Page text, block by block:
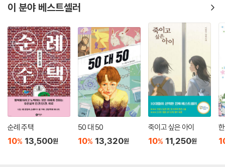
한다.
“우리 가족도 알고 보면 거의 사이보그다 뭐. 내 눈 완전 약시였어. 원래대
로 두었으면 지금 너희 얼굴 하나도 안 보였을 거야. 아빠는 허리 디스크로
척추뼈를 절반이나 교체했잖아. 지방에 계신 할머니는 이도 다 갈고. (…)
태어날 때 몸 그대로인 사람, 별로 없어.” (38면)
“인간의 감정을 읽고 반응하며 스스로 생각하고 대화를 나”눌(25면) 수
있는 로봇은 인류에게 없어서는 안 될 소중한 협력자이자 동반자가 되었
회복해 간다.
이 분야 베스트셀러
순례 주택
10% 13,500원
50 대 50
10% 13,320원
죽이고 싶은 아이
10% 11,250원